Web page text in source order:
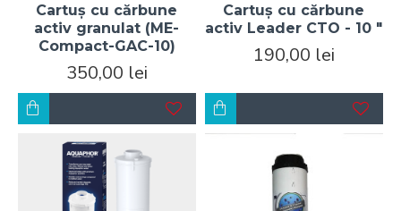
Cartuș cu cărbune
activ granulat (ME-
Compact-GAC-10)
350,00 lei
Cartuș cu cărbune
activ Leader CTO - 10 "
190,00 lei